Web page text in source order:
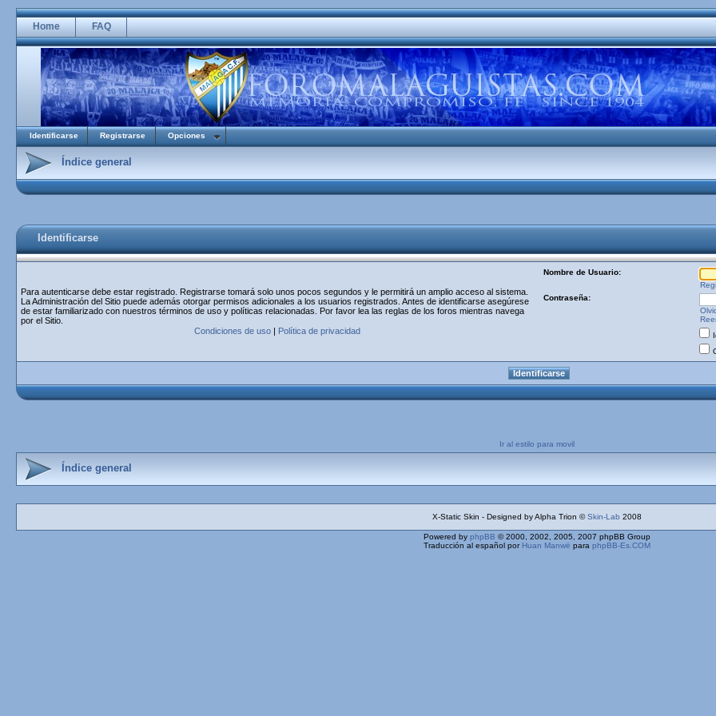
Home FAQ
Identificarse Registrarse Opciones
Índice general
Identificarse
Para autenticarse debe estar registrado. Registrarse tomará solo unos pocos segundos y le permitirá un amplio acceso al sistema.
La Administración del Sitio puede además otorgar permisos adicionales a los usuarios registrados. Antes de identificarse asegúrese
de estar familiarizado con nuestros términos de uso y políticas relacionadas. Por favor lea las reglas de los foros mientras navega
por el Sitio.
Condiciones de uso| Política de privacidad
Nombre de Usuario:
Contraseña:
Ir al estilo para movil
Índice general
X-Static Skin - Designed by Alpha Trion ©Skin-Lab 2008
Powered by phpBB © 2000, 2002, 2005, 2007 phpBB Group
Traducción al español por Huan Manwë para phpBB-Es.COM